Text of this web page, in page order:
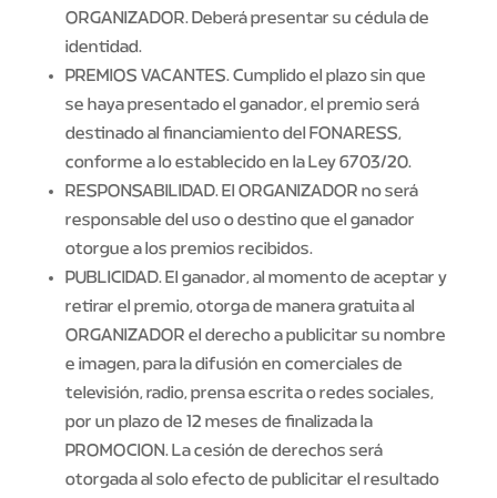
ORGANIZADOR. Deberá presentar su cédula de
identidad.
PREMIOS VACANTES. Cumplido el plazo sin que
se haya presentado el ganador, el premio será
destinado al financiamiento del FONARESS,
conforme a lo establecido en la Ley 6703/20.
RESPONSABILIDAD. El ORGANIZADOR no será
responsable del uso o destino que el ganador
otorgue a los premios recibidos.
PUBLICIDAD. El ganador, al momento de aceptar y
retirar el premio, otorga de manera gratuita al
ORGANIZADOR el derecho a publicitar su nombre
e imagen, para la difusión en comerciales de
televisión, radio, prensa escrita o redes sociales,
por un plazo de 12 meses de finalizada la
PROMOCION. La cesión de derechos será
otorgada al solo efecto de publicitar el resultado